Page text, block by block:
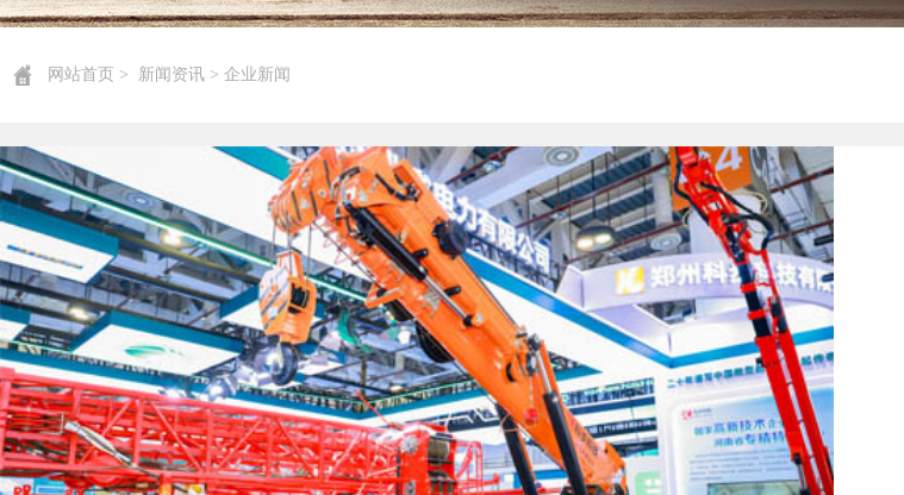
网站首页 > 新闻资讯 > 企业新闻